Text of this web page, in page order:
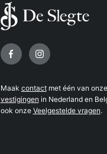
Volg ons op
Maak contactmet één van
vestigingen in Nederland en
ook onze Veelgestelde vragen.